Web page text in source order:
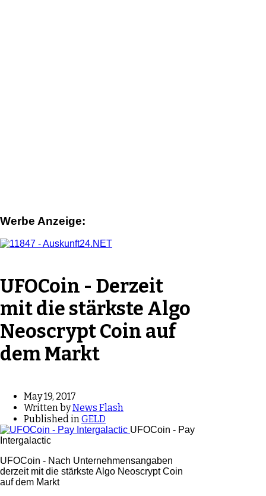
Werbe Anzeige:
UFOCoin - Derzeit
mit die stärkste Algo
Neoscrypt Coin auf
dem Markt
May 19, 2017
Written byNews Flash
Published in GELD
UFOCoin - Pay
Intergalactic
UFOCoin - Nach Unternehmensangaben
derzeit mit die stärkste Algo Neoscrypt Coin
auf dem Markt